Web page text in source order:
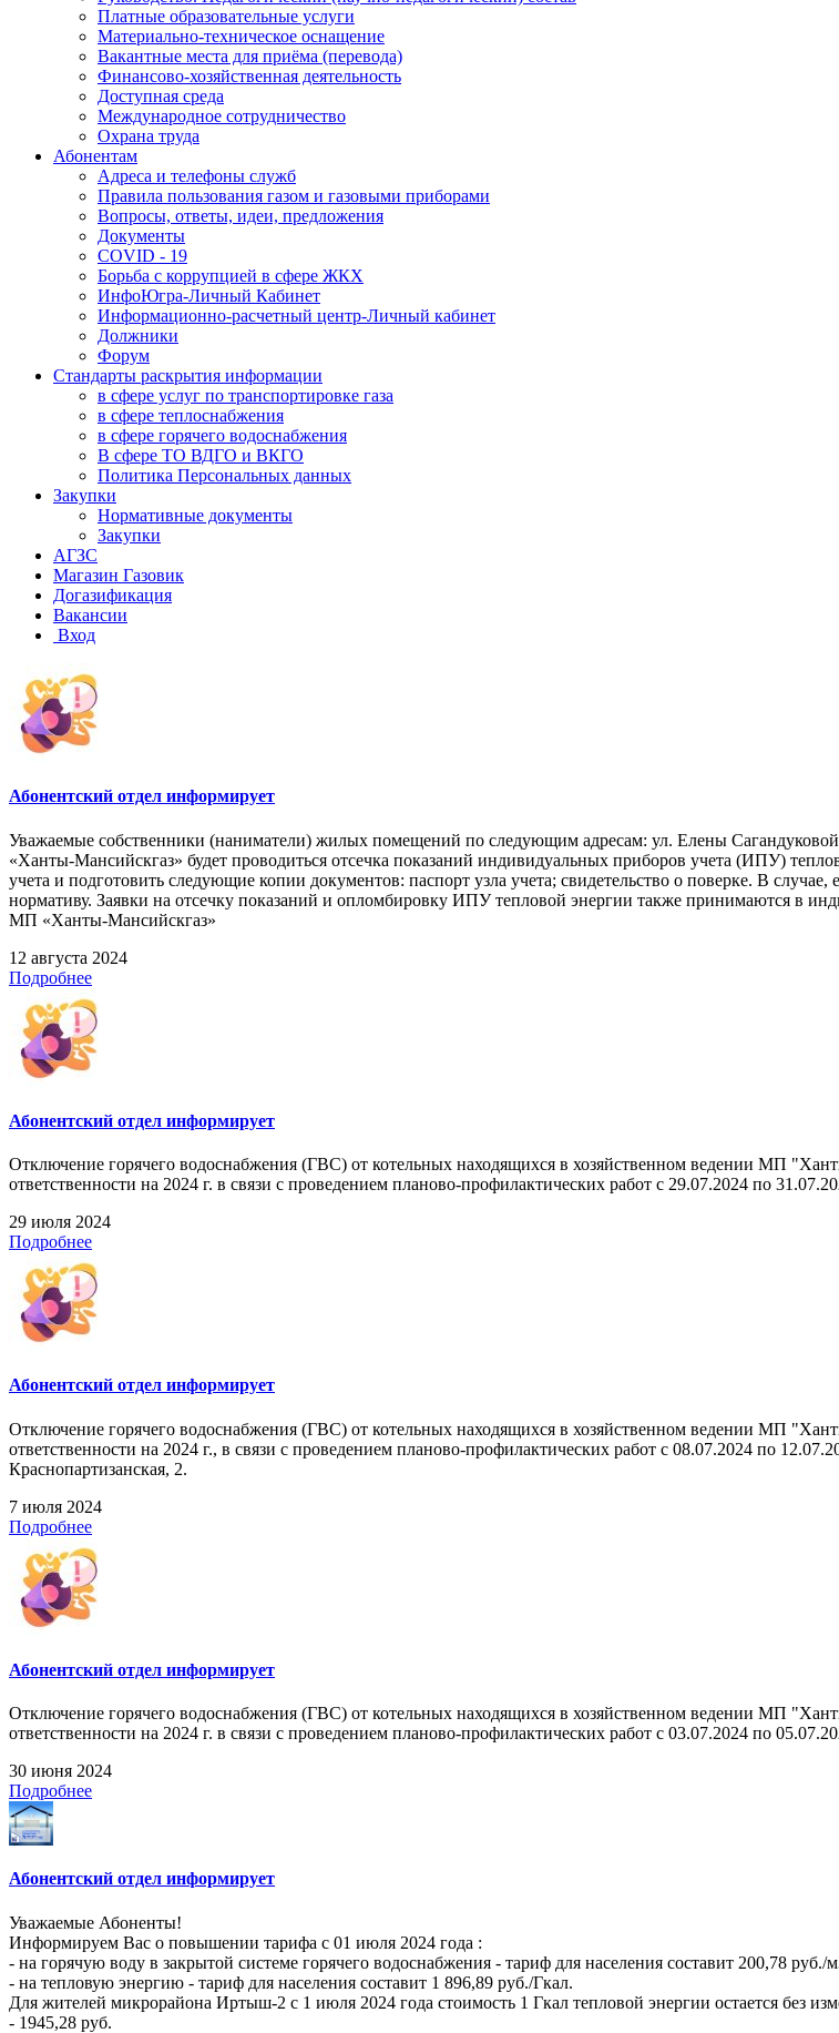
Платные образовательные услуги
Материально-техническое оснащение
Вакантные места для приёма (перевода)
Финансово-хозяйственная деятельность
Доступная среда
Международное сотрудничество
Охрана труда
Абонентам
Адреса и телефоны служб
Правила пользования газом и газовыми приборами
Вопросы, ответы, идеи, предложения
Документы
COVID - 19
Борьба с коррупцией в сфере ЖКХ
ИнфоЮгра-Личный Кабинет
Информационно-расчетный центр-Личный кабинет
Должники
Форум
Стандарты раскрытия информации
в сфере услуг по транспортировке газа
в сфере теплоснабжения
в сфере горячего водоснабжения
В сфере ТО ВДГО и ВКГО
Политика Персональных данных
Закупки
Нормативные документы
Закупки
АГЗС
Магазин Газовик
Догазификация
Вакансии
Вход
Абонентский отдел информирует
Уважаемые собственники (наниматели) жилых помещений по следующим адресам: ул. Елены
«Ханты-Мансийскгаз» будет проводиться отсечка показаний индивидуальных приборов учета (ИПУ)
учета и подготовить следующие копии документов: паспорт узла учета; свидетельство о поверке. В
нормативу. Заявки на отсечку показаний и опломбировку ИПУ тепловой энергии также принимаются в
МП «Ханты-Мансийскгаз»
12 августа 2024
Подробнее
Абонентский отдел информирует
Отключение горячего водоснабжения (ГВС) от котельных находящихся в хозяйственном ведении МП
ответственности на 2024 г. в связи с проведением планово-профилактических работ с 29.07.2024 по
29 июля 2024
Подробнее
Абонентский отдел информирует
Отключение горячего водоснабжения (ГВС) от котельных находящихся в хозяйственном ведении МП
ответственности на 2024 г., в связи с проведением планово-профилактических работ с 08.07.2024 по
Краснопартизанская, 2.
7 июля 2024
Подробнее
Абонентский отдел информирует
Отключение горячего водоснабжения (ГВС) от котельных находящихся в хозяйственном ведении МП
ответственности на 2024 г. в связи с проведением планово-профилактических работ с 03.07.2024 по
30 июня 2024
Подробнее
Абонентский отдел информирует
Уважаемые Абоненты!
Информируем Вас о повышении тарифа с 01 июля 2024 года :
- на горячую воду в закрытой системе горячего водоснабжения - тариф для населения составит 200,78 руб./
- на тепловую энергию - тариф для населения составит 1 896,89 руб./Гкал.
Для жителей микрорайона Иртыш-2 с 1 июля 2024 года стоимость 1 Гкал тепловой энергии остается без
- 1945,28 руб.